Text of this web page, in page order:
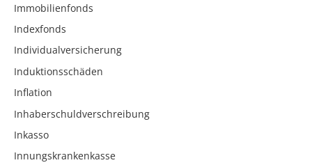
Immobilienfonds
Indexfonds
Individualversicherung
Induktionsschäden
Inflation
Inhaberschuldverschreibung
Inkasso
Innungskrankenkasse